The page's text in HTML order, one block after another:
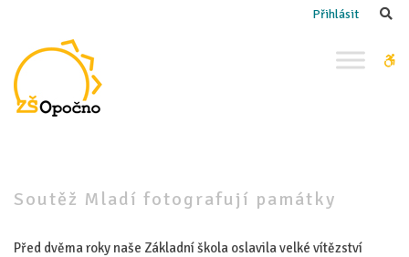
Mladí
fotografují
památky
Přihlásit
Soutěž Mladí fotografují památky
Před dvěma roky naše Základní škola oslavila velké vítězství